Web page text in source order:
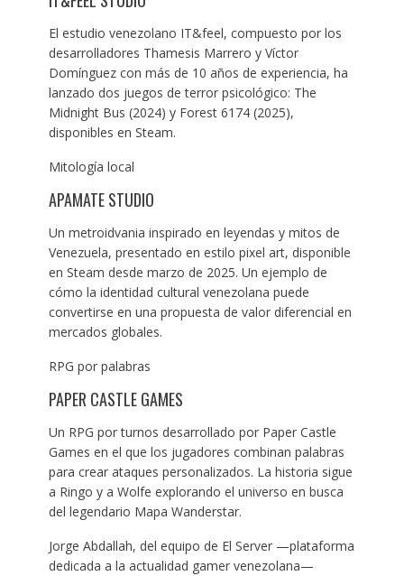
El estudio venezolano IT&feel, compuesto por los
desarrolladores Thamesis Marrero y Víctor
Domínguez con más de 10 años de experiencia, ha
lanzado dos juegos de terror psicológico: The
Midnight Bus (2024) y Forest 6174 (2025),
disponibles en Steam.
Mitología local
APAMATE STUDIO
Un metroidvania inspirado en leyendas y mitos de
Venezuela, presentado en estilo pixel art, disponible
en Steam desde marzo de 2025. Un ejemplo de
cómo la identidad cultural venezolana puede
convertirse en una propuesta de valor diferencial en
mercados globales.
RPG por palabras
PAPER CASTLE GAMES
Un RPG por turnos desarrollado por Paper Castle
Games en el que los jugadores combinan palabras
para crear ataques personalizados. La historia sigue
a Ringo y a Wolfe explorando el universo en busca
del legendario Mapa Wanderstar.
Jorge Abdallah, del equipo de El Server —plataforma
dedicada a la actualidad gamer venezolana—